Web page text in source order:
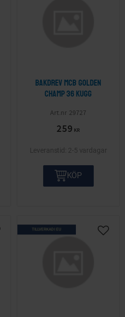
Bakdrev MCB Golden
Champ 36 kugg
29727
259 KR
2-5 vardagar
KÖP
till i önskelista
TILLVERKAD I EU
Lägg